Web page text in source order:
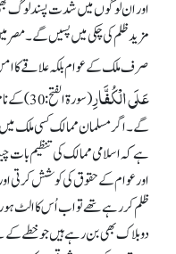
اور ان لوگوں میں شدت پسند لوگ
مزید ظلم کی چکی میں پسیں گے۔
صرف ملک کے عوام بلکہ علاقے کا امن
عَلَی الْکُفَّارِ
(سورۃ
گے۔ اگر مسلمان ممالک کسی ملک میں
ہے کہ اسلامی ممالک کی تنظیم بات
اور عوام کے حقوق کی کوشش کرتی اور
ظلم کر رہے تھے تو اب اُس کا الٹ
دو بلاک بھی بن رہے ہیں جو خطے